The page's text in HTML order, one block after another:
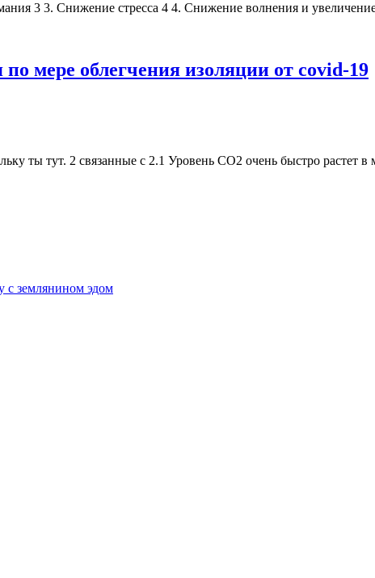
3 3. Снижение стресса 4 4. Снижение волнения и
мере облегчения изоляции от covid-19
ты тут. 2 связанные с 2.1 Уровень CO2 очень быстро растет
с землянином эдом